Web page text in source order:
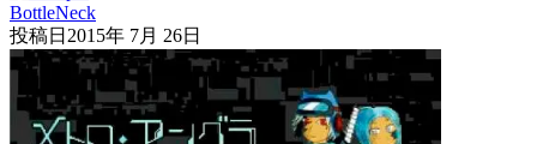
BottleNeck
投稿日 2015年 7月 26日